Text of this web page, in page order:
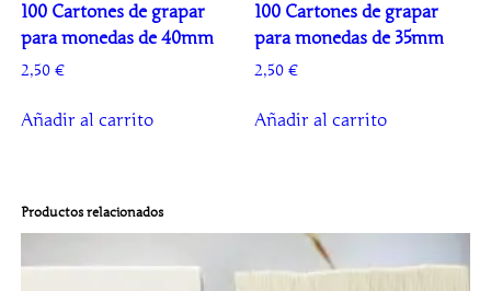
100 Cartones de grapar
para monedas de 40mm
2,50 €
Añadir al carrito
100 Cartones de grapar
para monedas de 35mm
2,50€
Añadir al carrito
Productos relacionados